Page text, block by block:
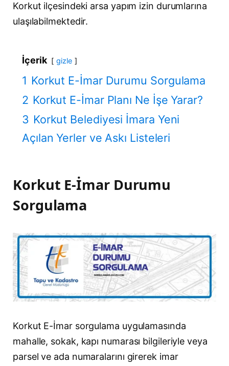
Korkut ilçesindeki arsa yapım izin durumlarına
ulaşılabilmektedir.
İçerik gizle
1 Korkut E-İmar Durumu Sorgulama
2 Korkut E-İmar Planı Ne İşe Yarar?
3 Korkut Belediyesi İmara Yeni
Açılan Yerler ve Askı Listeleri
Korkut E-İmar Durumu
Sorgulama
Korkut E-İmar sorgulama uygulamasında
mahalle, sokak, kapı numarası bilgileriyle veya
parsel ve ada numaralarını girerek imar